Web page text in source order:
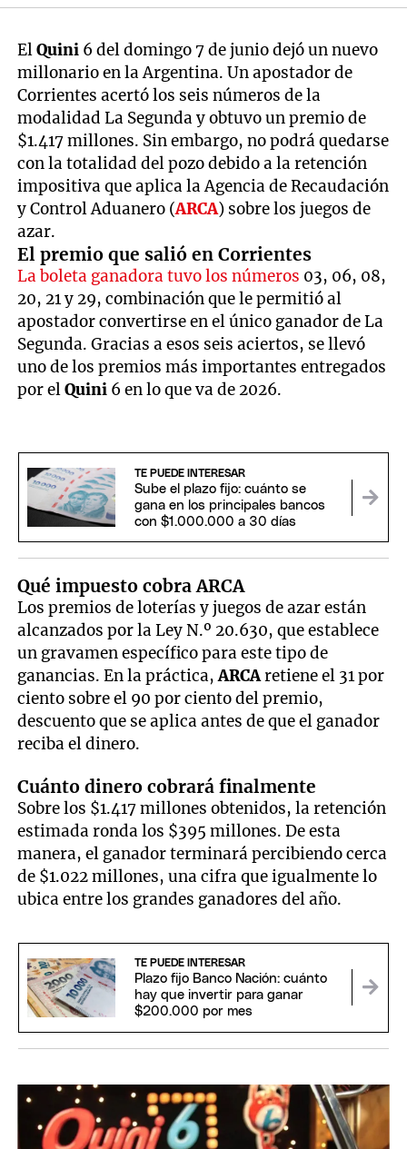
ElQuini 6 del domingo 7 de junio dejó un nuevo
millonario en la Argentina. Un apostador de
Corrientes acertó los seis números de la
modalidad La Segunda y obtuvo un premio de
$1.417 millones. Sin embargo, no podrá quedarse
con la totalidad del pozo debido a la retención
impositiva que aplica la Agencia de Recaudación
y Control Aduanero (ARCA) sobre los juegos de
azar.
El premio que salió en Corrientes
La boleta ganadora tuvo los números 03, 06, 08,
20, 21 y 29, combinación que le permitió al
apostador convertirse en el único ganador de La
Segunda. Gracias a esos seis aciertos, se llevó
uno de los premios más importantes entregados
por elQuini 6 en lo que va de 2026.
TE PUEDE INTERESAR
Sube el plazo fijo: cuánto se
gana en los principales bancos
con $1.000.000 a 30 días
Qué impuesto cobra ARCA
Los premios de loterías y juegos de azar están
alcanzados por la Ley N.º 20.630, que establece
un gravamen específico para este tipo de
ganancias. En la práctica,ARCAretiene el 31 por
ciento sobre el 90 por ciento del premio,
descuento que se aplica antes de que el ganador
reciba el dinero.
Cuánto dinero cobrará finalmente
Sobre los $1.417 millones obtenidos, la retención
estimada ronda los $395 millones. De esta
manera, el ganador terminará percibiendo cerca
de $1.022 millones, una cifra que igualmente lo
ubica entre los grandes ganadores del año.
TE PUEDE INTERESAR
Plazo fijo Banco Nación: cuánto
hay que invertir para ganar
$200.000 por mes